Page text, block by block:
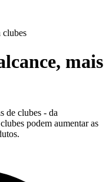
mais
de clubes - da
podem aumentar as